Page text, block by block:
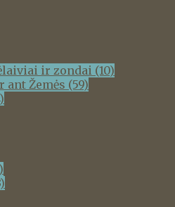
ir zondai (10)
ant Žemės (59)